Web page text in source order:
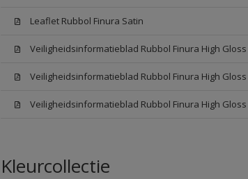
Leaflet Rubbol Finura Satin
Veiligheidsinformatieblad Rubbol Finura High Gloss
Veiligheidsinformatieblad Rubbol Finura High Gloss
Veiligheidsinformatieblad Rubbol Finura High Gloss
Kleurcollectie